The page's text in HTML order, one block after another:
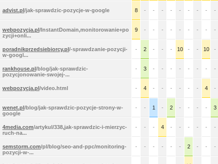
advist.pl/jak-sprawdzic-pozycje-w-google 8 - - - - - - - - -
webpozycja.pl/InstantDomain,monitorowanie+po
zycji+onli...
9 - - - - - - - - -
poradnikprzedsiebiorcy.pl/-sprawdzanie-pozycji-
w-googl...
- 2 - - - 10 - - 10 -
rankhouse.pl/blog/jak-sprawdzic-
pozycjonowanie-swojej-...
- 3 - - - - - - - -
webpozycja.pl/video.html - 4 - - - - - - 4 -
wenet.pl/blog/jak-sprawdzic-pozycje-strony-w-
google
- - 1 - 2 - - - - 3
4media.com/artykul/338,jak-sprawdzic-i-mierzyc-
ruch-na...
- - - 4 - - - - - -
semstorm.com/pl/blog/seo-and-ppc/monitoring-
pozycji-w-...
- - - - - - 2 - - -